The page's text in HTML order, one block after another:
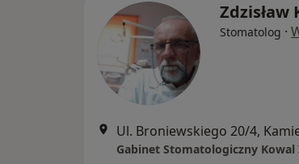
Zdzisław
Stomatolog ·
Ul. Broniewskiego 20/4,
Gabinet Stomatologiczny Kowal